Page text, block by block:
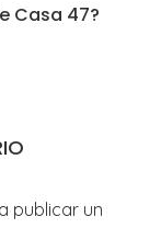
Casa 47?
publicar un